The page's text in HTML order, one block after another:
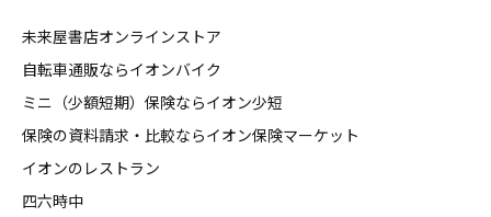
未来屋書店オンラインストア
自転車通販ならイオンバイク
ミニ（少額短期）保険ならイオン少短
保険の資料請求・比較ならイオン保険マーケット
イオンのレストラン
四六時中